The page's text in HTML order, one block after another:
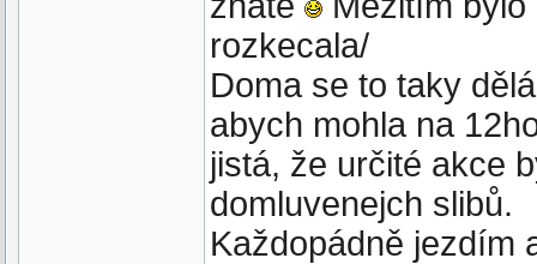
rozkecala/
Doma se to taky
abych mohla na
jistá, že určité akce
domluvenejch slibů.
Každopádně jezdím